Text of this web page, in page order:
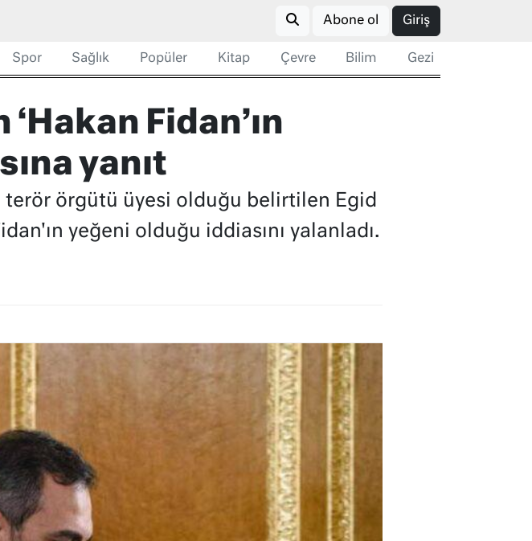
Abone ol Giriş
Spor Sağlık Popüler Kitap Çevre Bilim Gezi
Fidan’ın
yanıt
terör örgütü üyesi olduğu belirtilen Egid
yeğeni olduğu iddiasını yalanladı.